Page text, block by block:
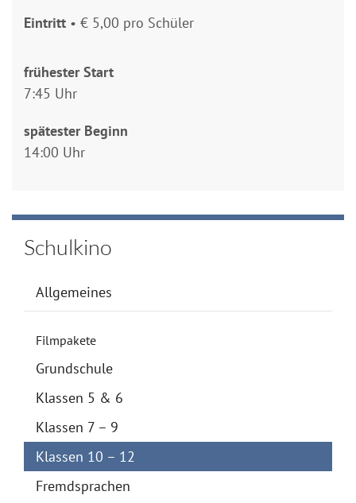
Eintritt • € 5,00 pro Schüler
frühester Start
7:45 Uhr
spätester Beginn
14:00 Uhr
Schulkino
Allgemeines
Filmpakete
Grundschule
Klassen 5 & 6
Klassen 7 – 9
Klassen 10 – 12
Fremdsprachen